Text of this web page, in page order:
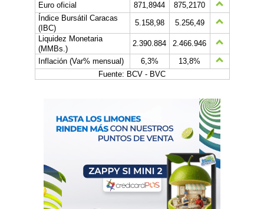
Euro oficial
871,8944
875,2170
Índice Bursátil Caracas
(IBC)
5.158,98
5.256,49
Liquidez Monetaria
(MMBs.)
2.390.884
2.466.946
Inflación (Var% mensual)
6,3%
13,8%
Fuente: BCV - BVC